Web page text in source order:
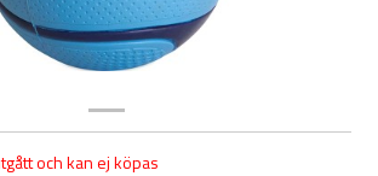
och kan ej köpas